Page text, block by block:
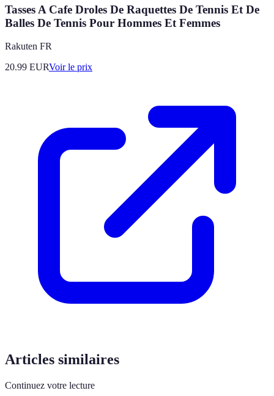
Tasses A Cafe Droles De Raquettes De Tennis Et De
Balles De Tennis Pour Hommes Et Femmes
Rakuten FR
20.99 EURVoir le prix
Articles similaires
Continuez votre lecture